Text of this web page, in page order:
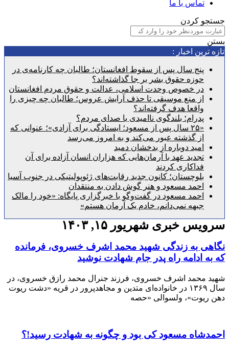
تماس با ما
کردن
اخبار :
پنج سال پس از سقوط افغانستان؛ طالبان چه کارنامه‌ی در
حوزه حقوق بشر بر جا گذاشته‌اند؟
در خصوص وحدت اسلامی، عدالت و حقوق مردم افغانستان
از منع موسیقی تا حذف آرایش عروس؛ طالبان چه چیزی را
واقعا هدف گرفته‌اند؟
پدرام؛ بلندگوی ناامیدی یا صدای مردم؟
«۲۵ سال پس از مسعود؛ ایستادگی برای آزادی»؛ عنوانی که
از گذشته عبور می‌کند و به امروز می‌رسد
امید دوباره از بدخشان دمید
تجدید عهد با آرمان‌هایی که هزاران انسان آزاده برای آن
فداکاری کردند
بلوچستان؛ کانون جدید رقابت‌های ژئوپولیتیکی در جنوب آسیا
احمد مسعود و هنر گوش دادن به منتقدان
احمد مسعود در گفت‌وگو با خبرگزاری پایگاه: «خود را مالک
جبهه نمی‌دانم، خادم یک آرمان هستم»
خبری شهریور ۱۵, ۱۴۰۳
به زندگی شهید محمد اشرف خسروی، فرمانده
ادامه راه پدر جام شهادت نوشید
محمد اشرف خسروی، فرزند جنرال محمد رازق خسروی، در
سال ۱۳۶۹ در خانواده‌ای متدین و مجاهدپرور در قریه «دشت ریوت
ولسوالی «حصه
مسعود کی بود و چگونه به شهادت رسید!؟